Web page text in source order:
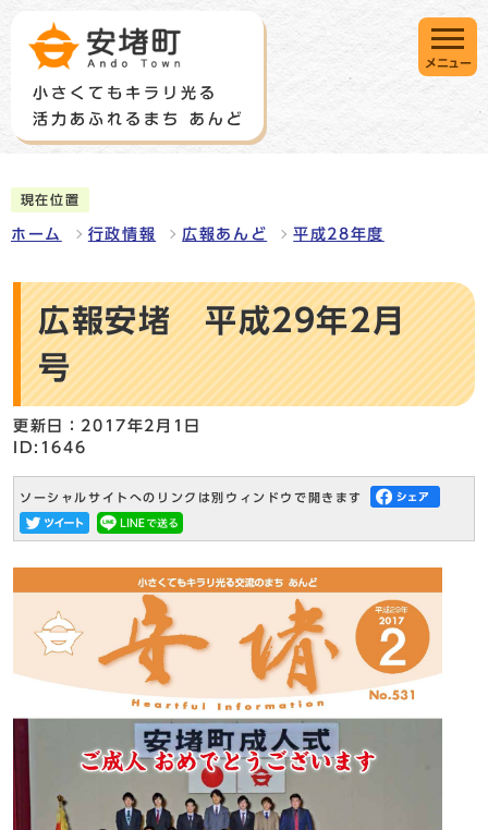
メニュー
現在位置
ホーム 行政情報 広報あんど 平成28年度
広報安堵 平成29年2月
号
更新日：2017年2月1日
ID:1646
ソーシャルサイトへのリンクは別ウィンドウで開きます